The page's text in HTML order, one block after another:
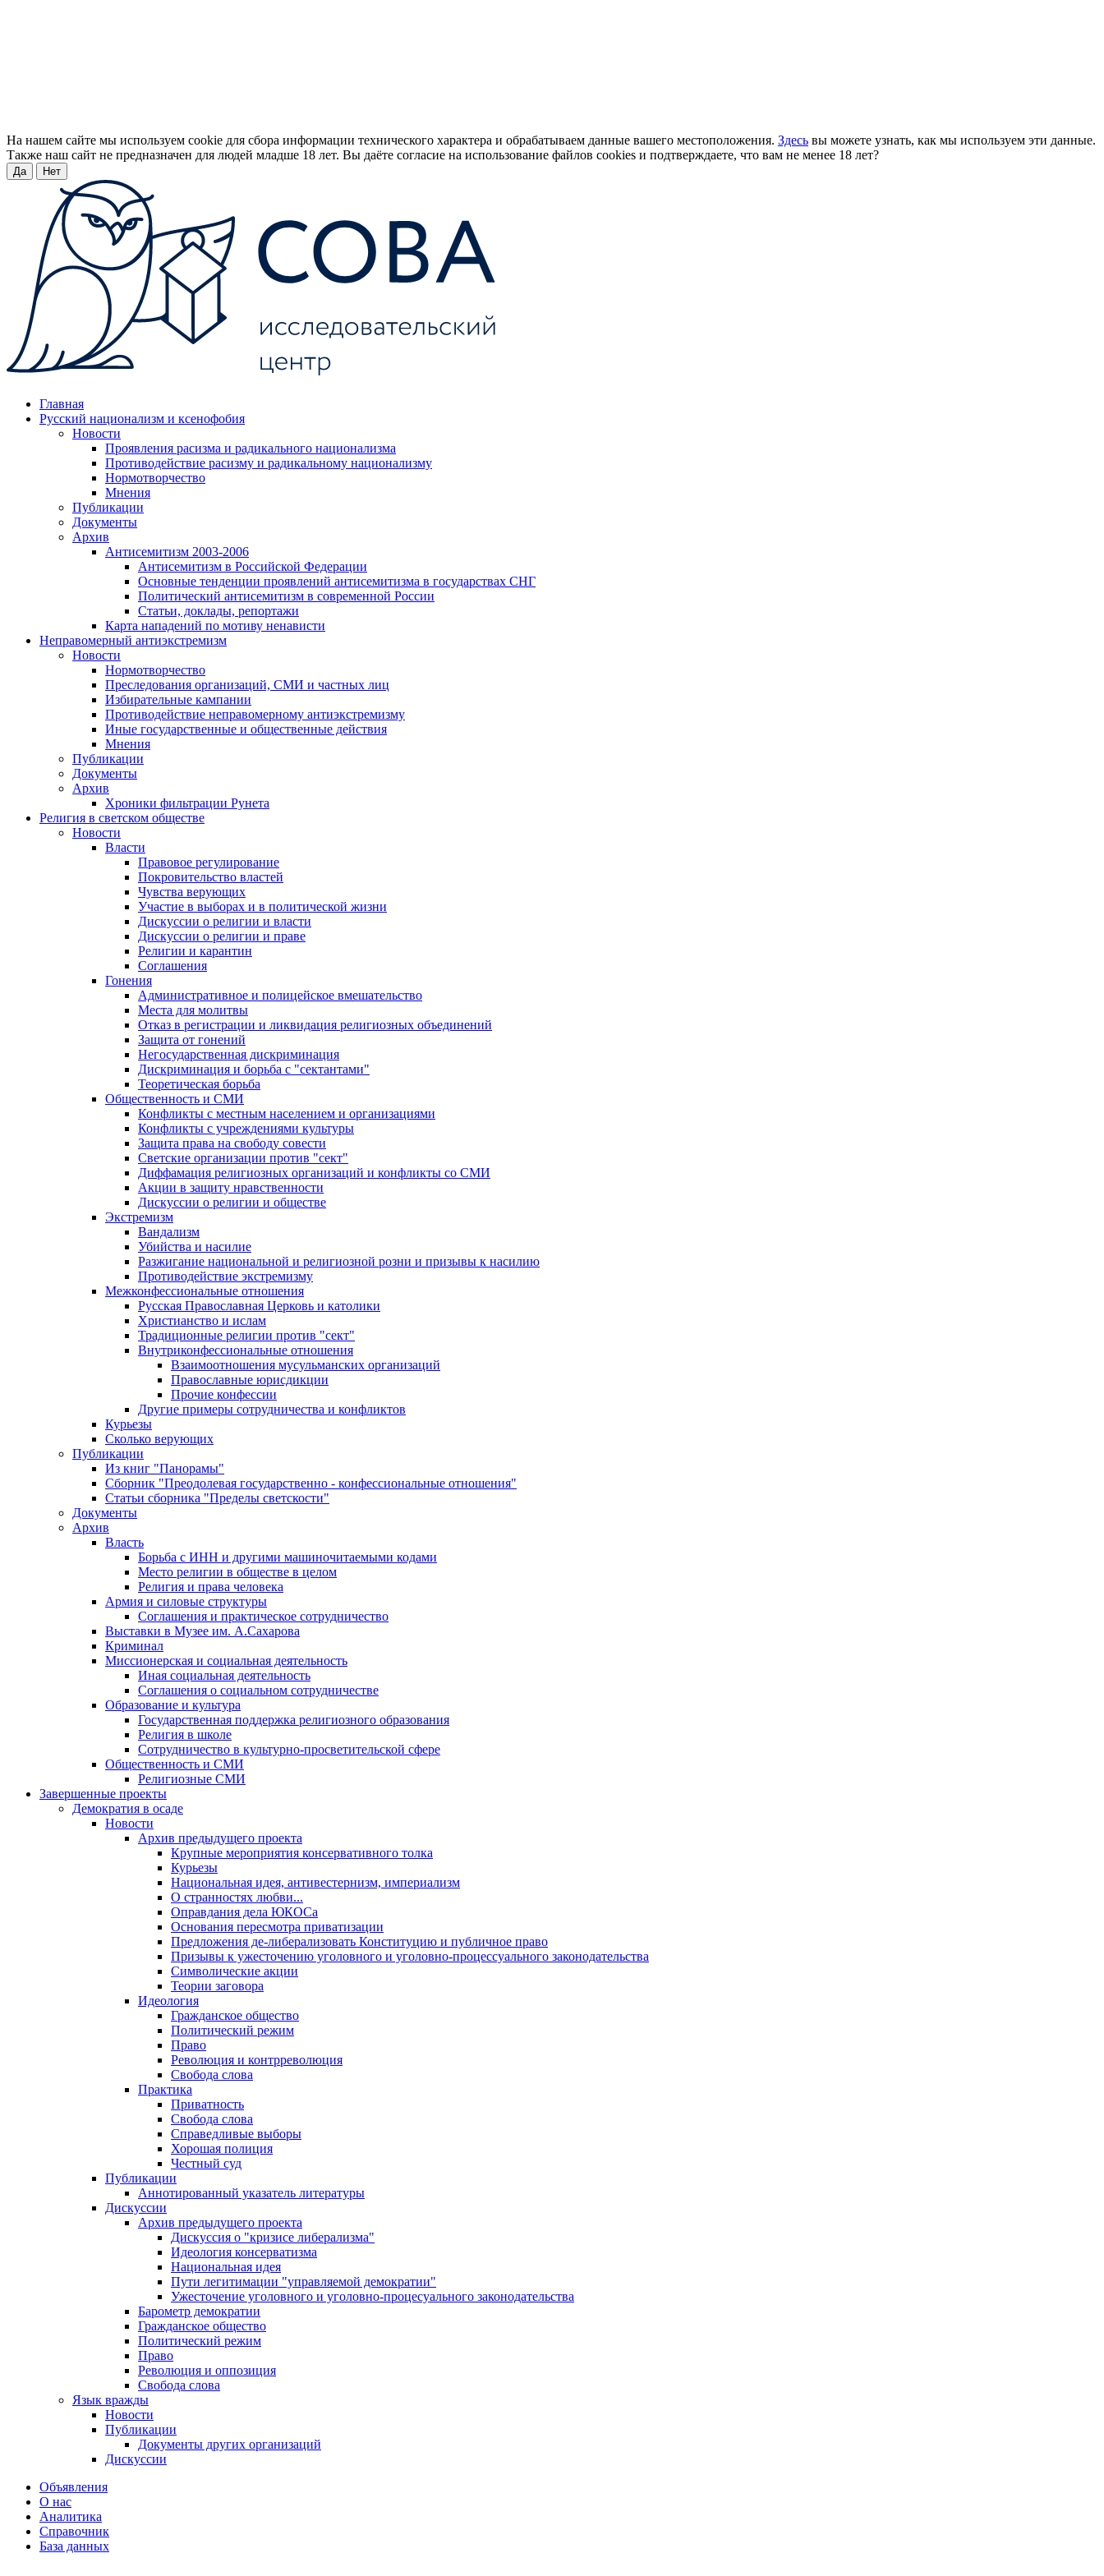
На нашем сайте мы используем cookie для сбора информации технического характера и обрабатываем данные вашего местоположения. Здесь вы можете узнать, как мы используем эти данные.
Также наш сайт не предназначен для людей младше 18 лет. Вы даёте согласие на использование файлов cookies и подтверждаете, что вам не менее 18 лет?
Да Нет
Главная
Русский национализм и ксенофобия
Новости
Проявления расизма и радикального национализма
Противодействие расизму и радикальному национализму
Нормотворчество
Мнения
Публикации
Документы
Архив
Антисемитизм 2003-2006
Антисемитизм в Российской Федерации
Основные тенденции проявлений антисемитизма в государствах СНГ
Политический антисемитизм в современной России
Статьи, доклады, репортажи
Карта нападений по мотиву ненависти
Неправомерный антиэкстремизм
Новости
Нормотворчество
Преследования организаций, СМИ и частных лиц
Избирательные кампании
Противодействие неправомерному антиэкстремизму
Иные государственные и общественные действия
Мнения
Публикации
Документы
Архив
Хроники фильтрации Рунета
Религия в светском обществе
Новости
Власти
Правовое регулирование
Покровительство властей
Чувства верующих
Участие в выборах и в политической жизни
Дискуссии о религии и власти
Дискуссии о религии и праве
Религии и карантин
Соглашения
Гонения
Административное и полицейское вмешательство
Места для молитвы
Отказ в регистрации и ликвидация религиозных объединений
Защита от гонений
Негосударственная дискриминация
Дискриминация и борьба с "сектантами"
Теоретическая борьба
Общественность и СМИ
Конфликты с местным населением и организациями
Конфликты с учреждениями культуры
Защита права на свободу совести
Светские организации против "сект"
Диффамация религиозных организаций и конфликты со СМИ
Акции в защиту нравственности
Дискуссии о религии и обществе
Экстремизм
Вандализм
Убийства и насилие
Разжигание национальной и религиозной розни и призывы к насилию
Противодействие экстремизму
Межконфессиональные отношения
Русская Православная Церковь и католики
Христианство и ислам
Традиционные религии против "сект"
Внутриконфессиональные отношения
Взаимоотношения мусульманских организаций
Православные юрисдикции
Прочие конфессии
Другие примеры сотрудничества и конфликтов
Курьезы
Сколько верующих
Публикации
Из книг "Панорамы"
Сборник "Преодолевая государственно - конфессиональные отношения"
Статьи сборника "Пределы светскости"
Документы
Архив
Власть
Борьба с ИНН и другими машиночитаемыми кодами
Место религии в обществе в целом
Религия и права человека
Армия и силовые структуры
Соглашения и практическое сотрудничество
Выставки в Музее им. А.Сахарова
Криминал
Миссионерская и социальная деятельность
Иная социальная деятельность
Соглашения о социальном сотрудничестве
Образование и культура
Государственная поддержка религиозного образования
Религия в школе
Сотрудничество в культурно-просветительской сфере
Общественность и СМИ
Религиозные СМИ
Завершенные проекты
Демократия в осаде
Новости
Архив предыдущего проекта
Крупные мероприятия консервативного толка
Курьезы
Национальная идея, антивестернизм, империализм
О странностях любви...
Оправдания дела ЮКОСа
Основания пересмотра приватизации
Предложения де-либерализовать Конституцию и публичное право
Призывы к ужесточению уголовного и уголовно-процессуального законодательства
Символические акции
Теории заговора
Идеология
Гражданское общество
Политический режим
Право
Революция и контрреволюция
Свобода слова
Практика
Приватность
Свобода слова
Справедливые выборы
Хорошая полиция
Честный суд
Публикации
Аннотированный указатель литературы
Дискуссии
Архив предыдущего проекта
Дискуссия о "кризисе либерализма"
Идеология консерватизма
Национальная идея
Пути легитимации "управляемой демократии"
Ужесточение уголовного и уголовно-процесуального законодательства
Барометр демократии
Гражданское общество
Политический режим
Право
Революция и оппозиция
Свобода слова
Язык вражды
Новости
Публикации
Документы других организаций
Дискуссии
Объявления
О нас
Аналитика
Справочник
База данных